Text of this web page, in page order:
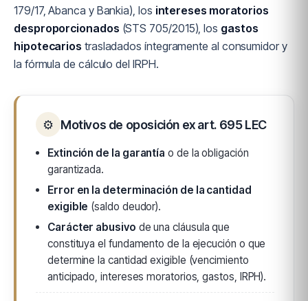
179/17, Abanca y Bankia), los intereses moratorios
desproporcionados (STS 705/2015), los gastos
hipotecarios trasladados íntegramente al consumidor y
la fórmula de cálculo del IRPH.
⚙ Motivos de oposición ex art. 695 LEC
Extinción de la garantía o de la obligación
garantizada.
Error en la determinación de la cantidad
exigible (saldo deudor).
Carácter abusivo de una cláusula que
constituya el fundamento de la ejecución o que
determine la cantidad exigible (vencimiento
anticipado, intereses moratorios, gastos, IRPH).